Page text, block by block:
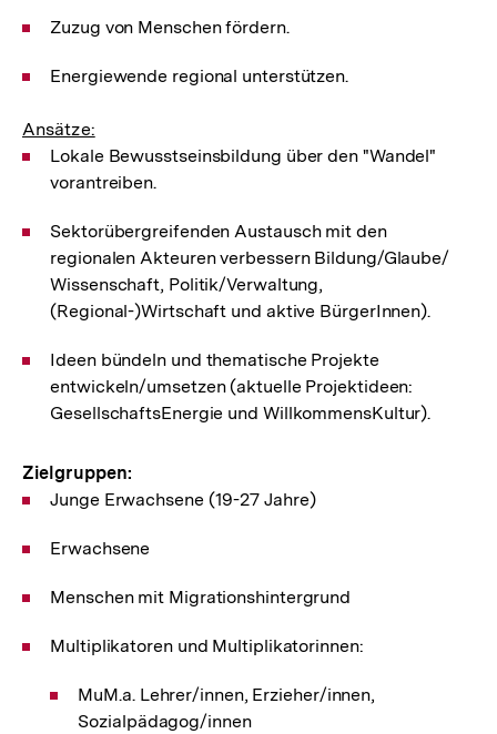
Zuzug von Menschen fördern.
Energiewende regional unterstützen.
Ansätze:
Lokale Bewusstseinsbildung über den "Wandel"
vorantreiben.
Sektorübergreifenden Austausch mit den
regionalen Akteuren verbessern Bildung/Glaube/
Wissenschaft, Politik/Verwaltung,
(Regional-)Wirtschaft und aktive BürgerInnen).
Ideen bündeln und thematische Projekte
entwickeln/umsetzen (aktuelle Projektideen:
GesellschaftsEnergie und WillkommensKultur).
Zielgruppen:
Junge Erwachsene (19-27 Jahre)
Erwachsene
Menschen mit Migrationshintergrund
Multiplikatoren und Multiplikatorinnen:
MuM.a. Lehrer/innen, Erzieher/innen,
Sozialpädagog/innen